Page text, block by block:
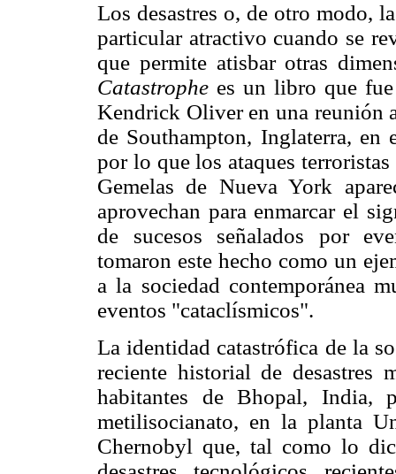
Los desastres o, de otro modo,
particular atractivo cuando se
que permite atisbar otras
Catastrophe es un libro que
Kendrick Oliver en una reunión
de Southampton, Inglaterra,
por lo que los ataques
Gemelas de Nueva York
aprovechan para enmarcar el
de sucesos señalados por
tomaron este hecho como un
a la sociedad contemporánea
eventos "cataclísmicos".
La identidad catastrófica de la
reciente historial de desastres
habitantes de Bhopal, India,
metilisocianato, en la planta
Chernobyl que, tal como lo